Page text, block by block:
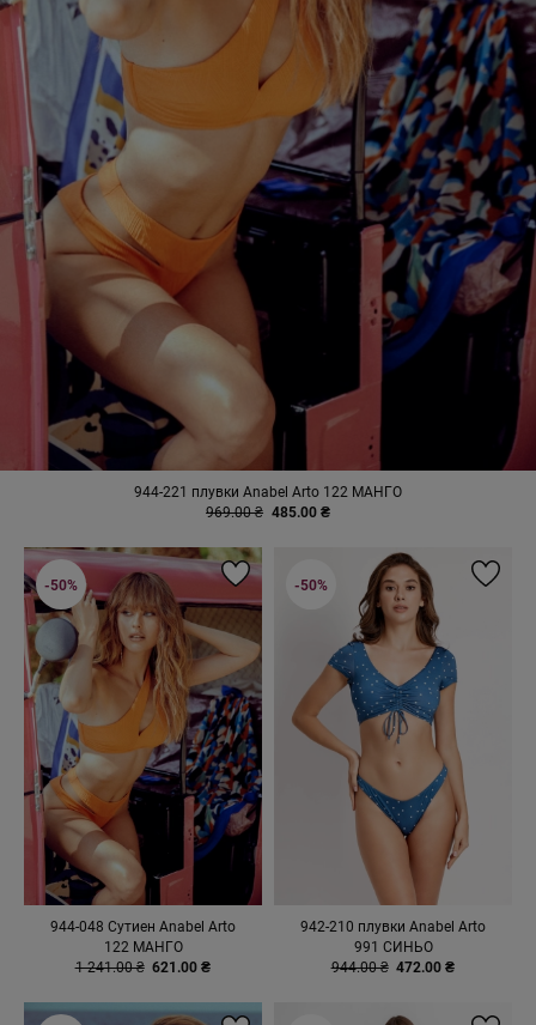
944-221 плувки Anabel Arto 122 МАНГО
969.00 ₴ 485.00 ₴
944-048 Сутиен Anabel Arto
122 МАНГО
1 241.00 ₴ 621.00 ₴
-50%
942-210 плувки Anabel Arto
991 СИНЬО
944.00 ₴ 472.00 ₴
-50%